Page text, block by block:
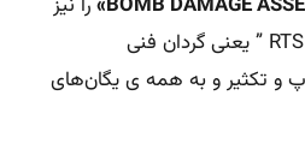
را نیز
و تكثیر و به همه‌ ی یگان‌های